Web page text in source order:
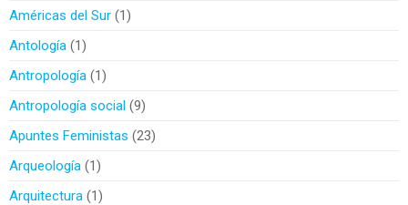
Américas del Sur 1
Antología 1
Antropología 1
Antropología social 9
Apuntes Feministas 23
Arqueología 1
Arquitectura 1